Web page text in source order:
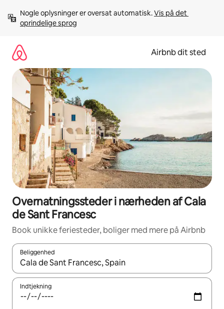
videre
Nogle oplysninger er oversat automatisk. Vis på det
oprindelige sprog
Airbnb dit sted
Overnatningssteder i nærheden af Cala
de Sant Francesc
Book unikke feriesteder, boliger med mere på Airbnb
Beliggenhed
Når resultaterne er tilgængelige, skal du navigere med
Indtjekning